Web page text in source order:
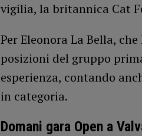
vigilia, la britannica Cat
Per Eleonora La Bella,
posizioni del gruppo
esperienza, contando
in categoria.
Domani gara Open a